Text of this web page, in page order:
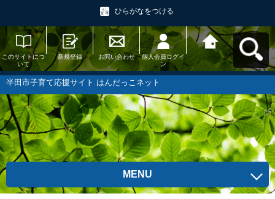
ひらがなをつける
このサイトにつ
いて
新規登録 お問い合わせ
個人会員ログイ
ン
半田市子育て応
援サイト はんだ
っこネットへ戻
半田市子育て応援サイト はんだっこネット
MENU